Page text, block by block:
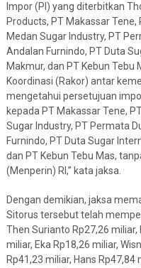
Impor (PI) yang diterbitkan
Products, PT Makassar
Medan Sugar Industry, PT
Andalan Furnindo, PT Duta
Makmur, dan PT Kebun
Koordinasi (Rakor) antar
mengetahui persetujuan
kepada PT Makassar Tene,
Sugar Industry, PT Permata
Furnindo, PT Duta Sugar
dan PT Kebun Tebu Mas,
(Menperin) RI,” kata jaksa.
Dengan demikian, jaksa
Sitorus tersebut telah
Then Surianto Rp27,26 miliar,
miliar, Eka Rp18,26 miliar,
Rp41,23 miliar, Hans